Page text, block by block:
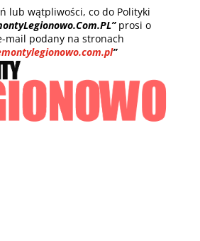
lub wątpliwości, co do Polityki
prosi o
mail podany na stronach
”